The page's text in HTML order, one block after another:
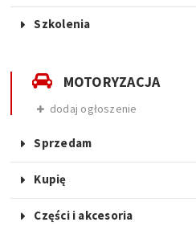
Szkolenia
MOTORYZACJA
dodaj ogłoszenie
Sprzedam
Kupię
Części i akcesoria